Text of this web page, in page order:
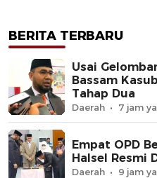
BERITA TERBARU
Usai
Bassam
Tahap Dua
Daerah 7 jam
Empat OPD
Halsel Resmi
Daerah 9 jam